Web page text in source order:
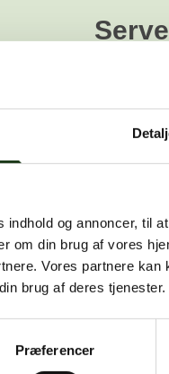
og annoncer, til
om din brug af vores
Vores partnere
brug af deres tjenester.
Præferencer
serverfejl. Vi
Gå til forsiden